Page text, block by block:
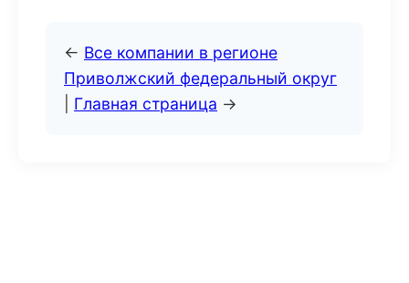
← Все компании в регионе
Приволжский федеральный округ
Главная страница →